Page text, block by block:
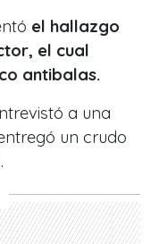
el hallazgo
el cual
antibalas.
a una
un crudo